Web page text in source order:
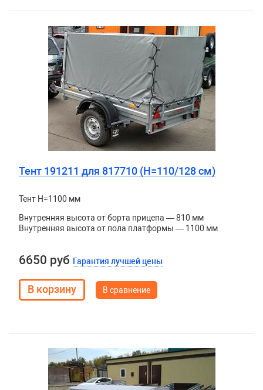
Тент 191211 для 817710 (H=110/128 см)
Тент H=1100 мм
Внутренняя высота от борта прицепа — 810 мм
Внутренняя высота от пола платформы — 1100 мм
6650 руб Гарантия лучшей цены
В сравнение